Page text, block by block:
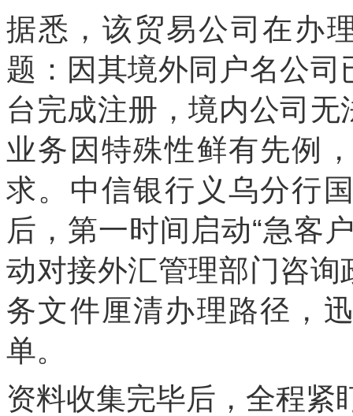
据悉，该贸易公司在办
题：因其境外同户名公
台完成注册，境内公司
业务因特殊性鲜有先例
求。中信银行义乌分行
后，第一时间启动“急客
动对接外汇管理部门咨
务文件厘清办理路径，
单。
资料收集完毕后，全程紧